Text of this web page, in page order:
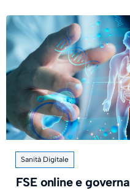
Sanità Digitale
FSE online e